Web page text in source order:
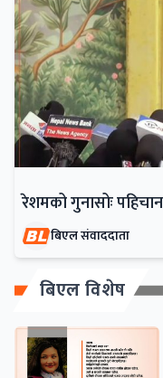
रेशमको गुनासोः
बिएल संवाददाता
बिएल विशेष